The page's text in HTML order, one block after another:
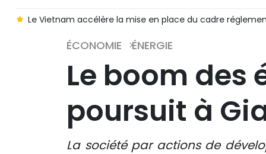
accélère la mise en place du cadre réglementaire
ÉCONOMIE ÉNERGIE
Le boom des
poursuit à
La société par actions de